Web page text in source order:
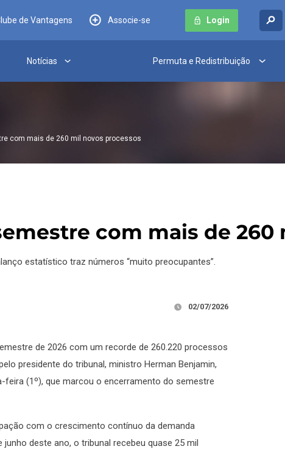
de Vantagens Associe-se Login
Notícias Permuta e Redistribuição
com mais de 260 mil novos processos
com mais de
estatístico traz números “muito preocupantes”.
02/07/2026
de 2026 com um recorde de 260.220 processos
presidente do tribunal, ministro Herman Benjamin,
(1º), que marcou o encerramento do semestre
com o crescimento contínuo da demanda
deste ano, o tribunal recebeu quase 25 mil